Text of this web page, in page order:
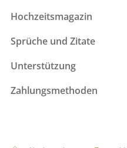
Hochzeitsmagazin
Sprüche und Zitate
Unterstützung
Zahlungsmethoden